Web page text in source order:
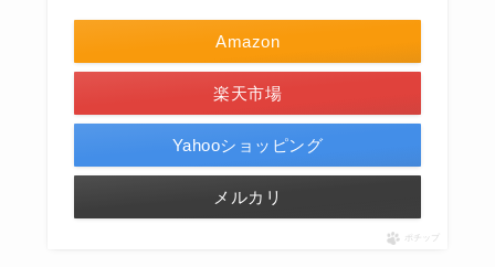
Amazon
楽天市場
Yahooショッピング
メルカリ
ポチップ